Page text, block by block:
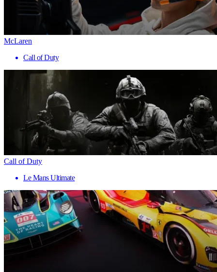
McLaren
Call of Duty
Call of Duty
Le Mans Ultimate